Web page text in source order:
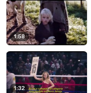
1:58
1:32